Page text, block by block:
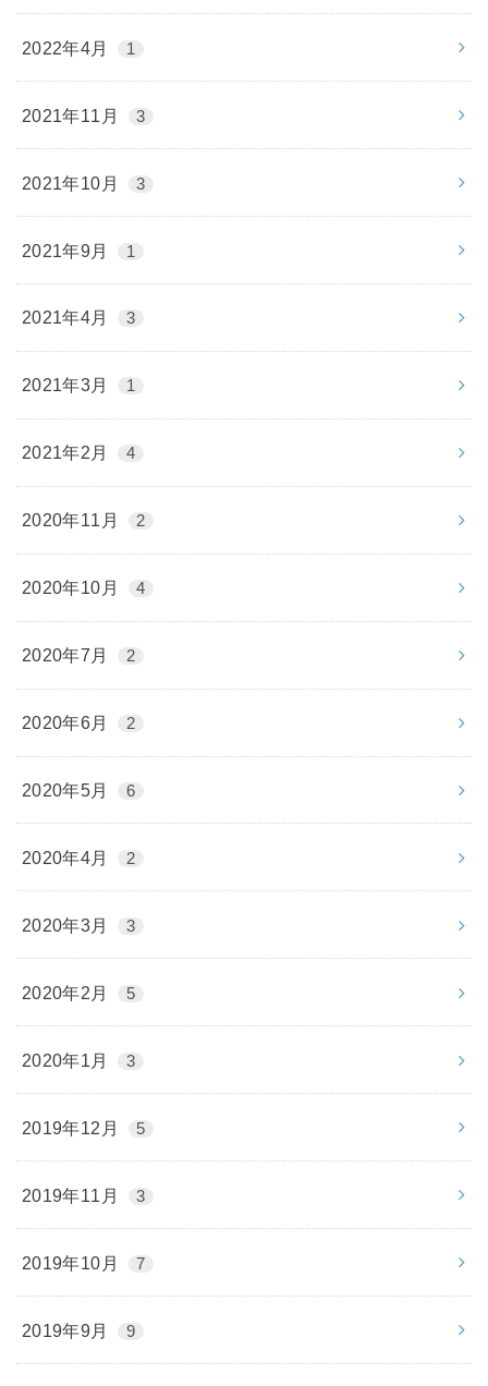
2022年4月 1
2021年11月 3
2021年10月 3
2021年9月 1
2021年4月 3
2021年3月 1
2021年2月 4
2020年11月 2
2020年10月 4
2020年7月 2
2020年6月 2
2020年5月 6
2020年4月 2
2020年3月 3
2020年2月 5
2020年1月 3
2019年12月 5
2019年11月 3
2019年10月 7
2019年9月 9